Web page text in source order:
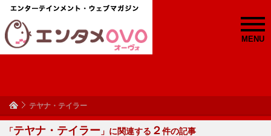
MENU
テヤナ・テイラー
「テヤナ・テイラー 」に関連する ２件の記事